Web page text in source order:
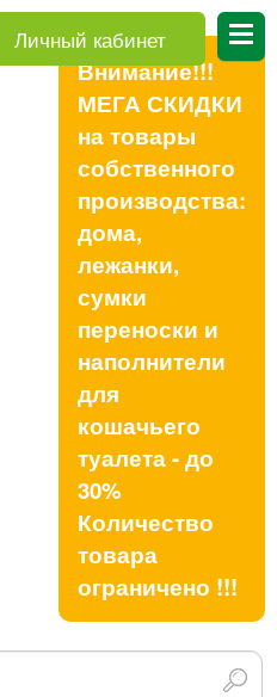
Личный кабинет
Внимание!!!
МЕГА СКИДКИ
на товары
собственного
производства:
дома,
лежанки,
сумки
переноски и
наполнители
для
кошачьего
туалета - до
30%
Количество
товара
ограничено !!!